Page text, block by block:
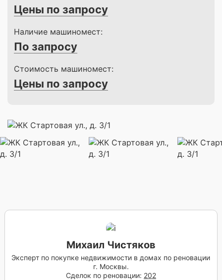
Цены по запросу
Наличие машиномест:
По запросу
Стоимость машиномест:
Цены по запросу
Михаил Чистяков
Эксперт по покупке недвижимости в домах по реновации
г. Москвы.
Сделок по реновации: 202